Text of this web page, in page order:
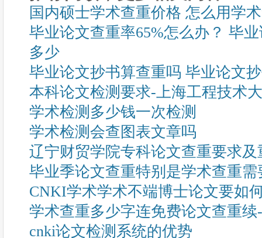
国内硕士学术查重价格 怎么用学
毕业论文查重率65%怎么办？ 毕
多少
毕业论文抄书算查重吗 毕业论文
本科论文检测要求-上海工程技术
学术检测多少钱一次检测
学术检测会查图表文章吗
辽宁财贸学院专科论文查重要求及
毕业季论文查重特别是学术查重
CNKI学术学术不端博士论文要如
学术查重多少字连免费论文查重
cnki论文检测系统的优势